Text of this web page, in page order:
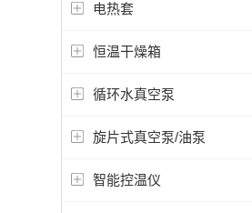
电热套
恒温干燥箱
循环水真空泵
旋片式真空泵/油泵
智能控温仪